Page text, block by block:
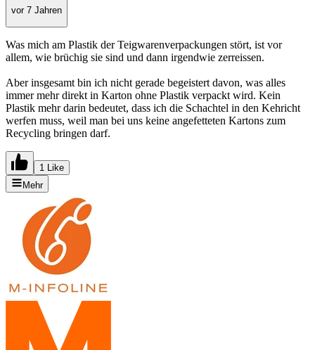
vor 7 Jahren
Was mich am Plastik der Teigwarenverpackungen stört, ist vor
allem, wie brüchig sie sind und dann irgendwie zerreissen.
Aber insgesamt bin ich nicht gerade begeistert davon, was alles
immer mehr direkt in Karton ohne Plastik verpackt wird. Kein
Plastik mehr darin bedeutet, dass ich die Schachtel in den Kehricht
werfen muss, weil man bei uns keine angefetteten Kartons zum
Recycling bringen darf.
1 Like
Mehr